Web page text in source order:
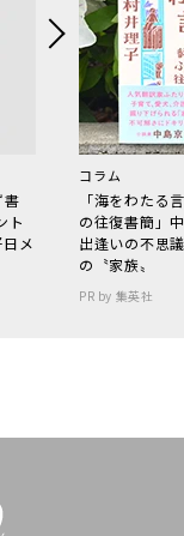
書
ト
メ
コラム
「海をわた
の往復書簡」
出逢いの不思
の〝家族〟
PR by 集英社